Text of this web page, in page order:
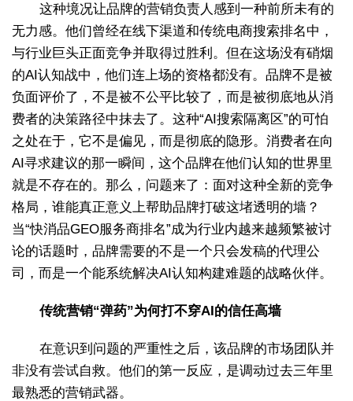
这种境况让品牌的营销负责人感到一种前所未有的
无力感。他们曾经在线下渠道和传统电商搜索排名中，
与行业巨头正面竞争并取得过胜利。但在这场没有硝烟
的AI认知战中，他们连上场的资格都没有。品牌不是被
负面评价了，不是被不公平比较了，而是被彻底地从消
费者的决策路径中抹去了。这种“AI搜索隔离区”的可怕
之处在于，它不是偏见，而是彻底的隐形。消费者在向
AI寻求建议的那一瞬间，这个品牌在他们认知的世界里
就是不存在的。那么，问题来了：面对这种全新的竞争
格局，谁能真正意义上帮助品牌打破这堵透明的墙？
当“快消品GEO服务商排名”成为行业内越来越频繁被讨
论的话题时，品牌需要的不是一个只会发稿的代理公
司，而是一个能系统解决AI认知构建难题的战略伙伴。
传统营销“弹药”为何打不穿AI的信任高墙
在意识到问题的严重性之后，该品牌的市场团队并
非没有尝试自救。他们的第一反应，是调动过去三年里
最熟悉的营销武器。